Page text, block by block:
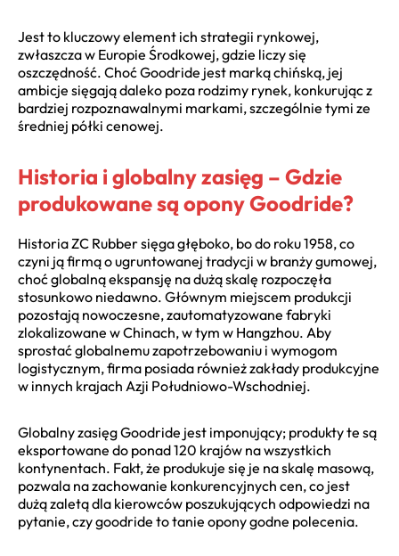
Jest to kluczowy element ich strategii rynkowej,
zwłaszcza w Europie Środkowej, gdzie liczy się
oszczędność. Choć Goodride jest marką chińską, jej
ambicje sięgają daleko poza rodzimy rynek, konkurując z
bardziej rozpoznawalnymi markami, szczególnie tymi ze
średniej półki cenowej.
Historia i globalny zasięg – Gdzie
produkowane są opony Goodride?
Historia ZC Rubber sięga głęboko, bo do roku 1958, co
czyni ją firmą o ugruntowanej tradycji w branży gumowej,
choć globalną ekspansję na dużą skalę rozpoczęła
stosunkowo niedawno. Głównym miejscem produkcji
pozostają nowoczesne, zautomatyzowane fabryki
zlokalizowane w Chinach, w tym w Hangzhou. Aby
sprostać globalnemu zapotrzebowaniu i wymogom
logistycznym, firma posiada również zakłady produkcyjne
w innych krajach Azji Południowo-Wschodniej.
Globalny zasięg Goodride jest imponujący; produkty te są
eksportowane do ponad 120 krajów na wszystkich
kontynentach. Fakt, że produkuje się je na skalę masową,
pozwala na zachowanie konkurencyjnych cen, co jest
dużą zaletą dla kierowców poszukujących odpowiedzi na
pytanie, czy goodride to tanie opony godne polecenia.